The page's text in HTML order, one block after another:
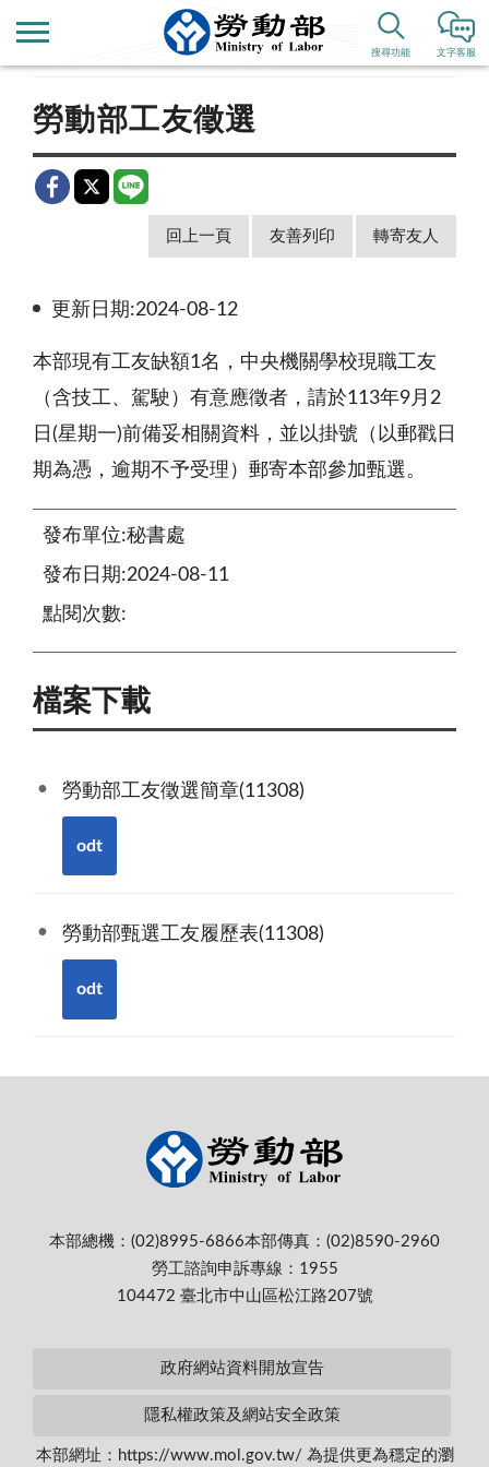
文字客服
搜尋功能
新聞公告 公布欄
勞動部工友徵選
回上一頁 友善列印 轉寄友人
更新日期:2024-08-12
本部現有工友缺額1名，中央機關學校現職工友
（含技工、駕駛）有意應徵者，請於113年9月2
日(星期一)前備妥相關資料，並以掛號（以郵戳日
期為憑，逾期不予受理）郵寄本部參加甄選。
發布單位:秘書處
發布日期:2024-08-11
點閱次數:
檔案下載
勞動部工友徵選簡章(11308)
odt
勞動部甄選工友履歷表(11308)
odt
本部總機：(02)8995-6866本部傳真：(02)8590-2960
勞工諮詢申訴專線：1955
104472 臺北市中山區松江路207號
政府網站資料開放宣告
隱私權政策及網站安全政策
本部網址：https://www.mol.gov.tw/ 為提供更為穩定的瀏